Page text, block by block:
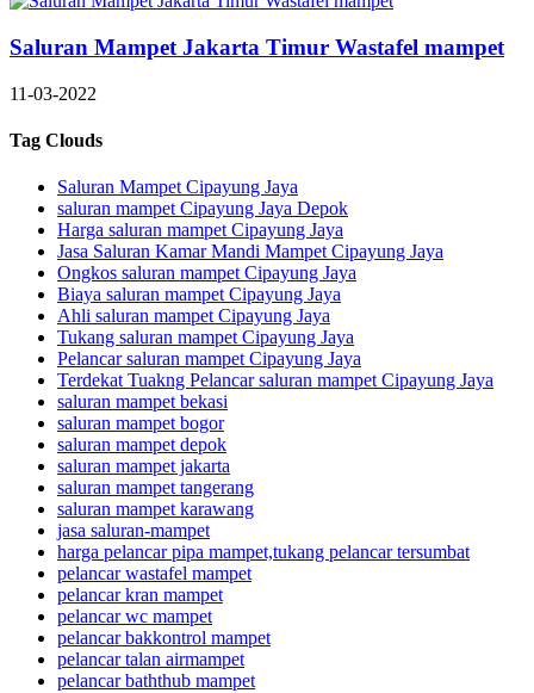
Saluran Mampet Jakarta Timur Wastafel mampet
11-03-2022
Tag Clouds
Saluran Mampet Cipayung Jaya
saluran mampet Cipayung Jaya Depok
Harga saluran mampet Cipayung Jaya
Jasa Saluran Kamar Mandi Mampet Cipayung Jaya
Ongkos saluran mampet Cipayung Jaya
Biaya saluran mampet Cipayung Jaya
Ahli saluran mampet Cipayung Jaya
Tukang saluran mampet Cipayung Jaya
Pelancar saluran mampet Cipayung Jaya
Terdekat Tuakng Pelancar saluran mampet Cipayung Jaya
saluran mampet bekasi
saluran mampet bogor
saluran mampet depok
saluran mampet jakarta
saluran mampet tangerang
saluran mampet karawang
jasa saluran-mampet
harga pelancar pipa mampet,tukang pelancar tersumbat
pelancar wastafel mampet
pelancar kran mampet
pelancar wc mampet
pelancar bakkontrol mampet
pelancar talan airmampet
pelancar baththub mampet